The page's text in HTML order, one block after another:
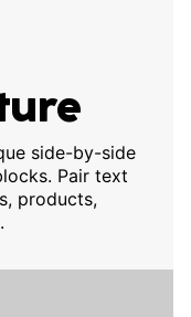
side-by-side
Pair text
products,